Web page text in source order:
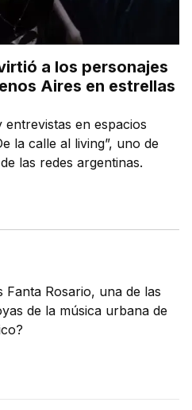
a los personajes
Aires en estrellas
en espacios
la calle al living”, uno de
las redes argentinas.
Fanta Rosario, una de las
de la música urbana de